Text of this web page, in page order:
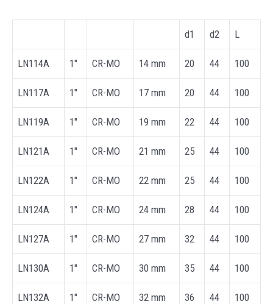
d1 d2 L
LN114A 1″ CR-MO 14 mm 20 44 100
LN117A 1″ CR-MO 17 mm 20 44 100
LN119A 1″ CR-MO 19 mm 22 44 100
LN121A 1″ CR-MO 21 mm 25 44 100
LN122A 1″ CR-MO 22 mm 25 44 100
LN124A 1″ CR-MO 24 mm 28 44 100
LN127A 1″ CR-MO 27 mm 32 44 100
LN130A 1″ CR-MO 30 mm 35 44 100
LN132A 1″ CR-MO 32 mm 36 44 100